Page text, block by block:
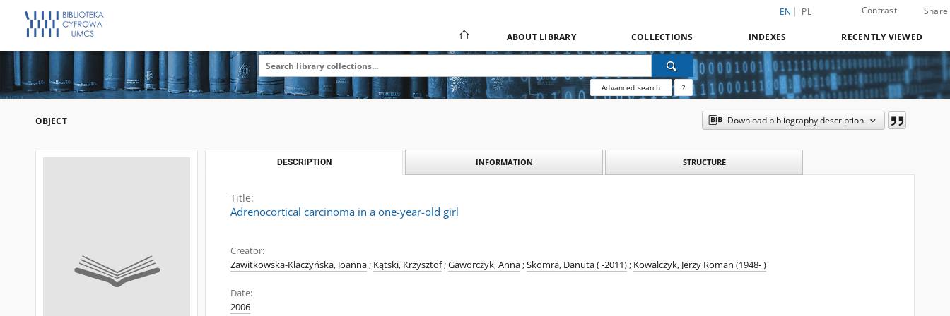
EN PL Contrast Share
ABOUT LIBRARY COLLECTIONS INDEXES RECENTLY VIEWED
Advanced search ?
OBJECT Download bibliography description
DESCRIPTION INFORMATION STRUCTURE
Title:
Adrenocortical carcinoma in a one-year-old girl
Creator:
Zawitkowska-Klaczyńska, Joanna; Kątski, Krzysztof;Gaworczyk, Anna;Skomra, Danuta ( -2011); Kowalczyk, Jerzy Roman (1948- )
Date:
2006